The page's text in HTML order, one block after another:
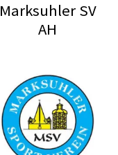
Marksuhler SV
AH